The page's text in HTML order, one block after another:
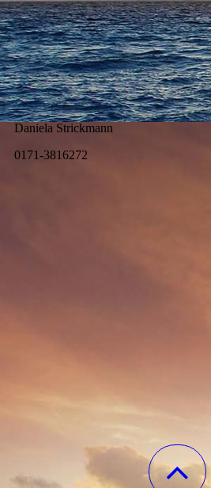
Daniela Strickmann
0171-3816272